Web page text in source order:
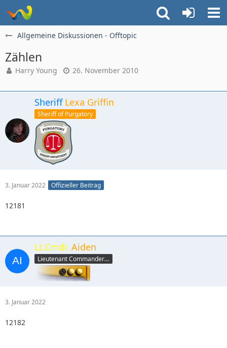
Allgemeine Diskussionen - Offtopic
Zählen
Harry Young 26. November 2010
Sheriff Lexa Griffin
Sheriff of Purgatory
3. Januar 2022 Offizieller Beitrag
12181
Lt.Cmdr. Aiden
Lieutenant Commander (yellow)
3. Januar 2022
12182